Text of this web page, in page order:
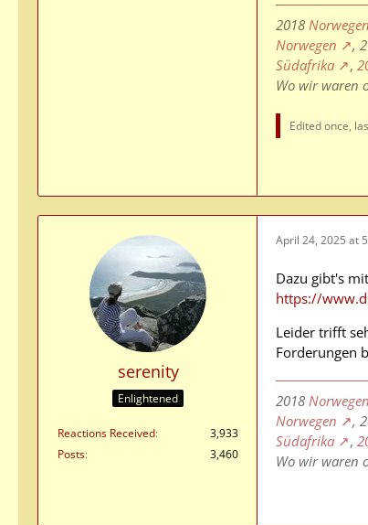
2018 Norwegen
Norwegen
,
Südafrika
,
Wo wir waren
Edited once,
serenity
Enlightened
Reactions Received
3,933
Posts
3,460
April 24, 2025 at
Dazu gibt's
https://
Leider trifft
Forderungen
2018 Norwegen
Norwegen
,
Südafrika
,
Wo wir waren